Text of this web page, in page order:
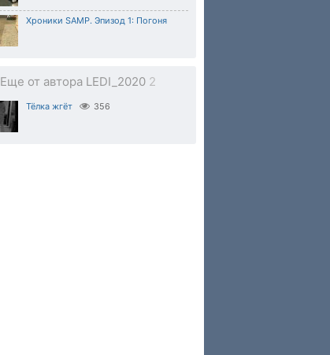
Хроники SAMP. Эпизод 1: Погоня
Еще от автора LEDI_2020 2
Тёлка жгёт 356